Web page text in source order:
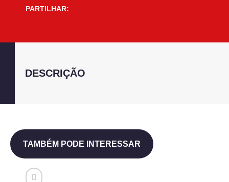
PARTILHAR:
DESCRIÇÃO
TAMBÉM PODE INTERESSAR